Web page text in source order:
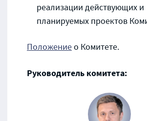
реализации действующих и
планируемых проектов
Положениео Комитете.
Руководитель комитета: